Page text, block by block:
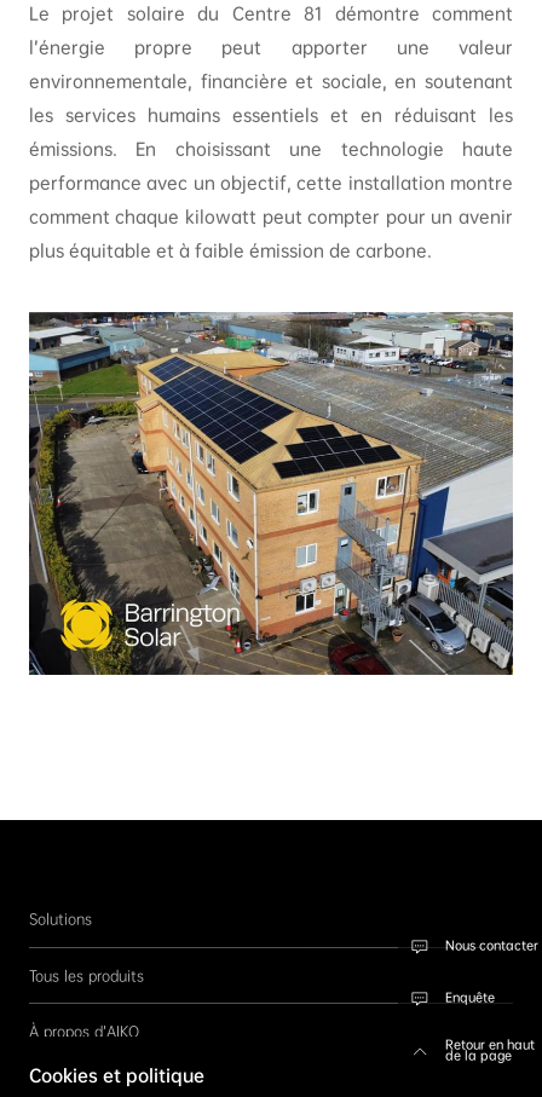
Le projet solaire du Centre 81 démontre comment
l’énergie propre peut apporter une valeur
environnementale, financière et sociale, en soutenant
les services humains essentiels et en réduisant les
émissions. En choisissant une technologie haute
performance avec un objectif, cette installation montre
comment chaque kilowatt peut compter pour un avenir
plus équitable et à faible émission de carbone.
Solutions
Tous les produits
À propos d’AIKO
Nous contacter
Cookies et politique
Nous contacter
Enquête
Retour en haut
de la page